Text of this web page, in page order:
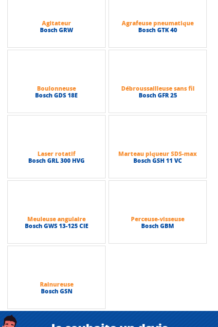
Agitateur
Bosch GRW
Agrafeuse pneumatique
Bosch GTK 40
Boulonneuse
Bosch GDS 18E
Débroussailleuse sans fil
Bosch GFR 25
Laser rotatif
Bosch GRL 300 HVG
Marteau piqueur SDS-max
Bosch GSH 11 VC
Meuleuse angulaire
Bosch GWS 13-125 CIE
Perceuse-visseuse
Bosch GBM
Rainureuse
Bosch GSN